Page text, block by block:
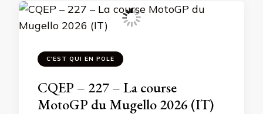
C'EST QUI EN POLE
CQEP – 227 – La course
MotoGP du Mugello 2026 (IT)